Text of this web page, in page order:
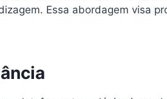
Essa abordagem visa